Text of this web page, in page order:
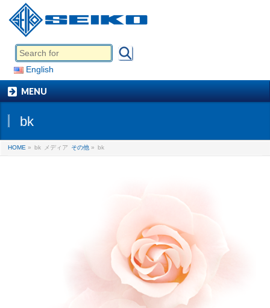
English
MENU
bk
HOME » bk メディア その他 » bk